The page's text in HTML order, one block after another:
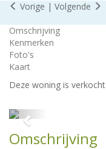
Vorige | Volgende
Omschrijving
Kenmerken
Foto's
Kaart
Deze woning is verkocht
Previous
Omschrijving